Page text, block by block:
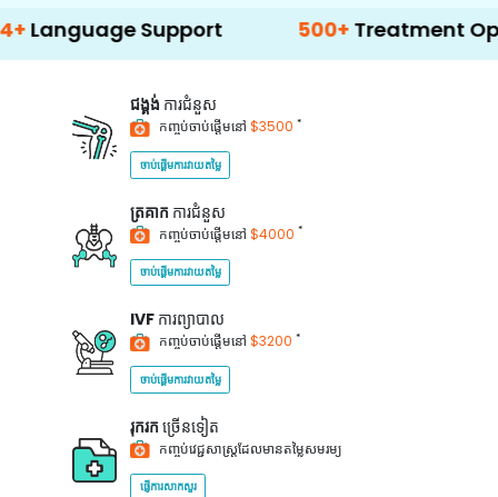
Support 500+ Treatment Options
ជង្គង់ ការជំនួស
កញ្ចប់ចាប់ផ្តើមនៅ $3500 *
ចាប់ផ្តើមការវាយតម្លៃ
ត្រគាក ការជំនួស
កញ្ចប់ចាប់ផ្តើមនៅ $4000 *
ចាប់ផ្តើមការវាយតម្លៃ
IVF ការព្យាបាល
កញ្ចប់ចាប់ផ្តើមនៅ $3200 *
ចាប់ផ្តើមការវាយតម្លៃ
រុករក ច្រើនទៀត
កញ្ចប់វេជ្ជសាស្ត្រដែលមានតម្លៃសមរម្យ
ផ្ញើការសាកសួរ